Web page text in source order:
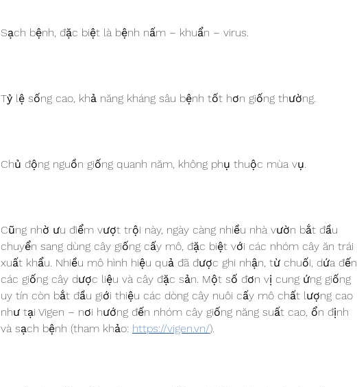
Sạch bệnh, đặc biệt là bệnh nấm – khuẩn – virus.
Tỷ lệ sống cao, khả năng kháng sâu bệnh tốt hơn giống thường.
Chủ động nguồn giống quanh năm, không phụ thuộc mùa vụ.
Cũng nhờ ưu điểm vượt trội này, ngày càng nhiều nhà vườn bắt đầu
chuyển sang dùng cây giống cấy mô, đặc biệt với các nhóm cây ăn trái
xuất khẩu. Nhiều mô hình hiệu quả đã được ghi nhận, từ chuối, dứa đến
các giống cây dược liệu và cây đặc sản. Một số đơn vị cung ứng giống
uy tín còn bắt đầu giới thiệu các dòng cây nuôi cấy mô chất lượng cao
như tại Vigen – nơi hướng đến nhóm cây giống năng suất cao, ổn định
và sạch bệnh (tham khảo: https://vigen.vn/).